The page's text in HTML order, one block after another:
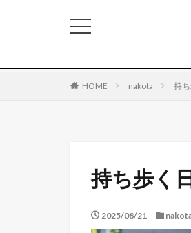
HOME nakota 持
持ち歩く
2025/08/21